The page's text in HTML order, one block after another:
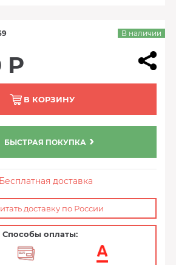
В наличии
Р
В КОРЗИНУ
БЫСТРАЯ ПОКУПКА
Бесплатная доставка
доставку по России
Способы оплаты: